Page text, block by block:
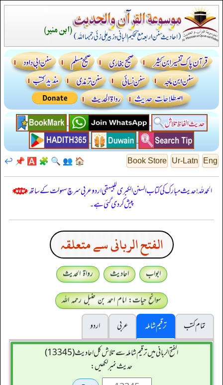
Eng
Ur-Latn
Book Store
🏠
👥
🔍
🧩
🅰️
📌
↩️
الحمدللہ! حدیث مبارک کی کتاب السنن الكبرى للبيهقي اردو عربی سرچ سہولت کے ساتھ
پیش کر دی گئی ہے۔
الفتح الربانی سے متعلقہ
ابواب احادیث
رواۃ الحدیث
سوانح حیات: امام احمد بن حنبل رحمہ اللہ
تمام کتب
ترقیم شاملہ عربی
اردو
الفتح الربانی میں ترقیم شاملہ سے تلاش کل احادیث (13345)
حدیث نمبر لکھیں: